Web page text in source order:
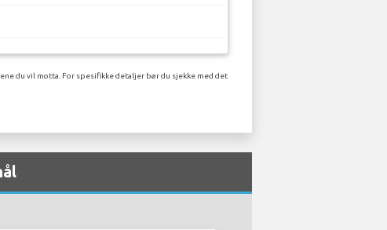
du vil motta. For spesifikke detaljer bør du sjekke med det